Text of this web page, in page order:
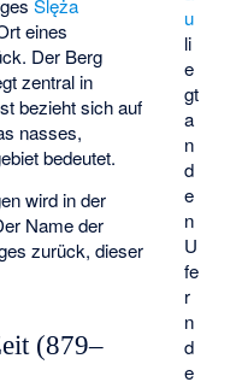
u
li
e
gt
a
n
d
e
n
U
fe
r
n
d
e
Ślęża
eines
Der Berg
zentral in
bezieht sich auf
nasses,
bedeutet.
wird in der
Name der
zurück, dieser
(879–